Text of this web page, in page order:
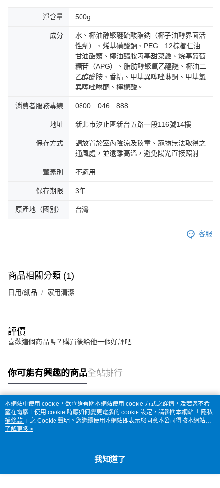
淨含量 500g
成分
水、椰油醇聚醚硫酸酯鈉（椰子油醇界面活
性劑）、烯基磺酸鈉、PEG－12棕櫚仁油
甘油酯類、椰油醯胺丙基甜菜鹼、烷基葡萄
糖苷（APG）、脂肪醇聚氧乙醯醚、椰油二
乙醇醯胺、香精、甲基異噻唑啉酮、甲基氯
異噻唑啉酮、檸檬酸。
消費者服務專線 0800－046－888
地址 新北市汐止區新台五路一段116號14樓
保存方式
請放置於室內陰涼及孩童、寵物無法取得之
通風處，並遠離高溫，避免陽光直接照射
葷素別 不適用
保存期限 3年
原產地（國別） 台灣
客服
商品相關分類 (1)
日用/紙品 家用清潔
評價
喜歡這個商品嗎？購買後給他一個好評吧
你可能有興趣的商品全站排行
熱門標籤
本網站中使用 cookie，欲查詢有關本網站使用 cookie 方式之詳情，及若您不希
望在電腦上使用 cookie 時應如何變更電腦的 cookie 設定，請參閱本網站「 隱私
權條款 」之 Cookie 聲明。您繼續使用本網站即表示您同意本公司得按本網站使
用條款之 Cookie 聲明使用 cookie。
了解更多 >
我知道了